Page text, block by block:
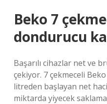
Beko 7
dondurucu
Başarılı cihazlar net ve
çekiyor. 7 çekmeceli
litreden başlayan net
miktarda yiyecek